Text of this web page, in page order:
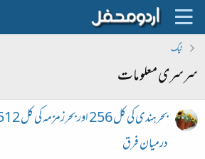
ٹیگ
سرسری معلومات
درمیان فرق